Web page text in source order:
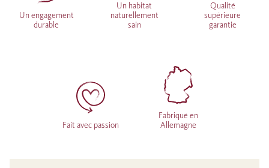
Un engagement
durable
Un habitat
naturellement
sain
Qualité
supérieure
garantie
Fait avec passion
Fabriqué en
Allemagne